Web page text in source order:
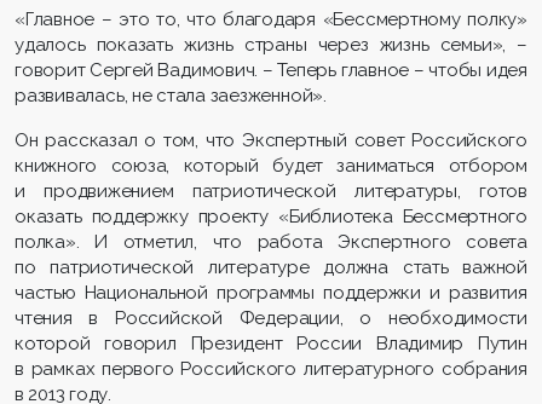
«Главное – это то, что благодаря «Бессмертному полку»
удалось показать жизнь страны через жизнь семьи», –
говорит Сергей Вадимович. – Теперь главное – чтобы идея
развивалась, не стала заезженной».
Он рассказал о том, что Экспертный совет Российского
книжного союза, который будет заниматься отбором
и продвижением патриотической литературы, готов
оказать поддержку проекту «Библиотека Бессмертного
полка». И отметил, что работа Экспертного совета
по патриотической литературе должна стать важной
частью Национальной программы поддержки и развития
чтения в Российской Федерации, о необходимости
которой говорил Президент России Владимир Путин
в рамках первого Российского литературного собрания
в 2013 году.